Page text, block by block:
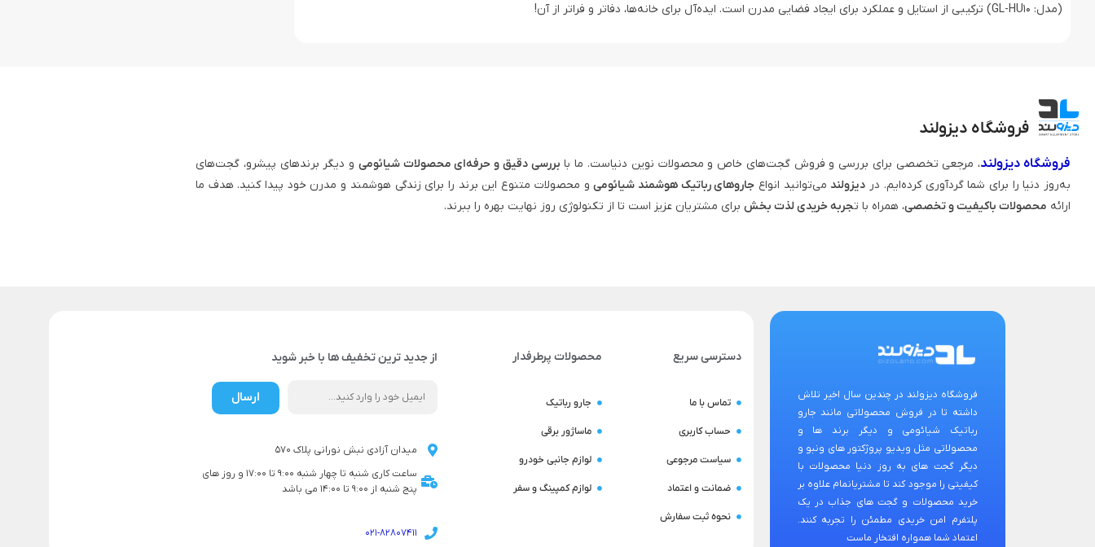
(مدل: GL-HU10) ترکیبی از استایل و عملکرد برای ایجاد فضایی مدرن است. ایده‌آل برای خانه‌ها، دفاتر و فراتر از آن!
فروشگاه دیزولند
فروشگاه دیزولند، مرجعی تخصصی برای بررسی و فروش گجت‌های خاص و محصولات نوین دنیاست. ما با بررسی دقیق و حرفه‌ای محصولات شیائومی و دیگر برندهای پیشرو، گجت‌های
به‌روز دنیا را برای شما گردآوری کرده‌ایم. در دیزولند می‌توانید انواع جاروهای رباتیک هوشمند شیائومیو محصولات متنوع این برند را برای زندگی هوشمند و مدرن خود پیدا کنید. هدف ما
ارائه محصولات باکیفیت و تخصصی، همراه با تجربه خریدی لذت‌ بخش برای مشتریان عزیز است تا از تکنولوژی روز نهایت بهره را ببرند.
فروشگاه دیزولند در چندین سال اخیر تلاش
داشته تا در فروش محصولاتی مانند جارو
رباتیک شیائومی و دیگر برند ها و
محصولاتی مثل ویدیو پروژکتور های ونبو و
دیگر گجت های به روز دنیا محصولات با
کیفیتی را موجود کند تا مشتریانمام علاوه بر
خرید محصولات و گجت های جذاب در یک
پلتفرم امن خریدی مطمئن را تجربه کنند.
اعتماد شما همواره افتخار ماست
دسترسی سریع
تماس با ما
حساب کاربری
سیاست مرجوعی
ضمانت و اعتماد
نحوه ثبت سفارش
محصولات پرطرفدار
جارو رباتیک
ماساژور برقی
لوازم جانبی خودرو
لوازم کمپینگ و سفر
از جدید ترین تخفیف ها با خبر شوید
ارسال
میدان آزادی نبش نورانی پلاک 570
ساعت کاری شنبه تا چهار شنبه 9:00 تا 17:00 و روز های
پنج شنبه از 9:00 تا 14:00 می باشد
021-82807411